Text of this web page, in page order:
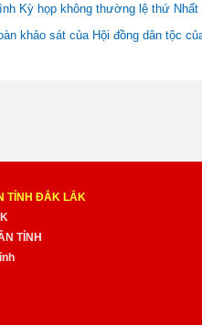
Kỳ họp không thường lệ thứ Nhất
khảo sát của Hội đồng dân tộc
TỈNH ĐẮK LẮK
TỈNH